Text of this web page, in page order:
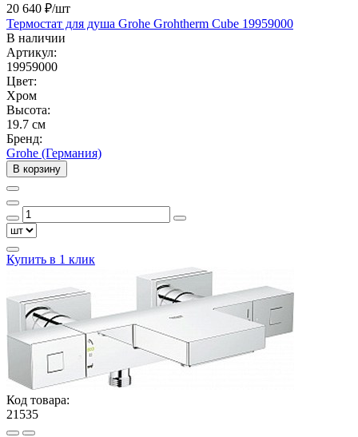
20 640 ₽/шт
Термостат для душа Grohe Grohtherm Cube 19959000
В наличии
Артикул:
19959000
Цвет:
Хром
Высота:
19.7 см
Бренд:
Grohe (Германия)
В корзину
Купить в 1 клик
Код товара:
21535